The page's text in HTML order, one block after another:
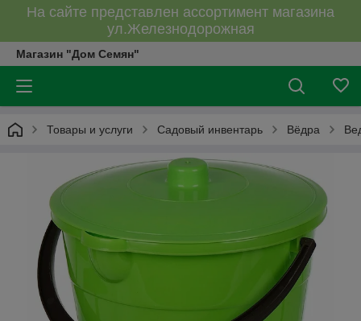
На сайте представлен ассортимент магазина
ул.Железнодорожная
Магазин "Дом Семян"
Товары и услуги Садовый инвентарь Вёдра